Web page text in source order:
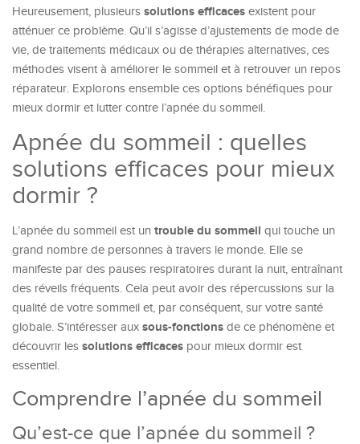
Heureusement, plusieurs solutions efficaces existent pour
atténuer ce problème. Qu’il s’agisse d’ajustements de mode de
vie, de traitements médicaux ou de thérapies alternatives, ces
méthodes visent à améliorer le sommeil et à retrouver un repos
réparateur. Explorons ensemble ces options bénéfiques pour
mieux dormir et lutter contre l’apnée du sommeil.
Apnée du sommeil : quelles
solutions efficaces pour mieux
dormir ?
L’apnée du sommeil est un trouble du sommeil qui touche un
grand nombre de personnes à travers le monde. Elle se
manifeste par des pauses respiratoires durant la nuit, entraînant
des réveils fréquents. Cela peut avoir des répercussions sur la
qualité de votre sommeil et, par conséquent, sur votre santé
globale. S’intéresser aux sous-fonctions de ce phénomène et
découvrir les solutions efficaces pour mieux dormir est
essentiel.
Comprendre l’apnée du sommeil
Qu’est-ce que l’apnée du sommeil ?